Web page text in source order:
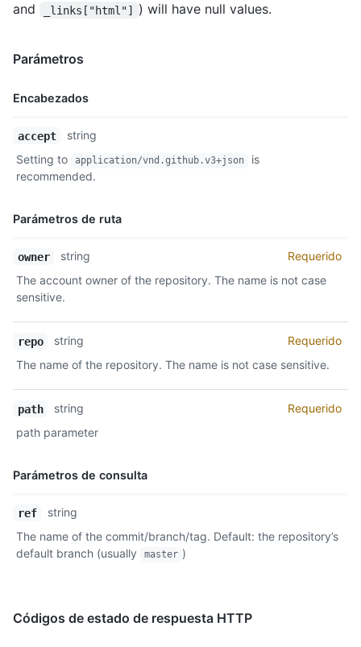
and _links["html"] ) will have null values.
Parámetros
Encabezados
Nombre,
Descripción
accept
string
Setting to
application/vnd.github.v3+json
is
recommended.
Parámetros de ruta
Nombre,
Descripción
owner string
Requerido
The account owner of the repository. The name is not case
sensitive.
repo string
Requerido
The name of the repository. The name is not case sensitive.
path string
Requerido
path parameter
Parámetros de consulta
Nombre,
Descripción
ref
string
The name of the commit/branch/tag. Default: the repository’s
default branch (usually
master )
Códigos de estado de respuesta HTTP